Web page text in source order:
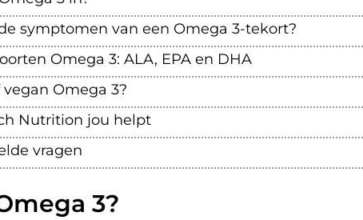
symptomen van een Omega 3-tekort?
Omega 3: ALA, EPA en DHA
Omega 3?
Nutrition jou helpt
vragen
3?